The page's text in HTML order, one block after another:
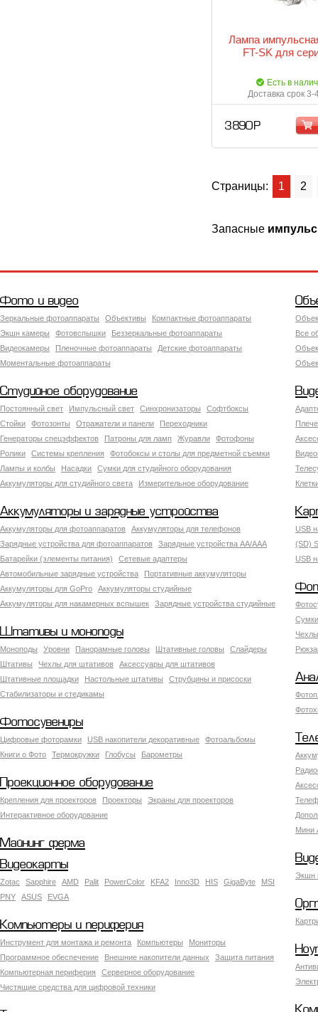
Лампа
FT-SK для
Есть в
Доставка срок 3-
3 890 Р
Страницы: 1 2
Запасные
Фото и видео
Зеркальные фотоаппараты Объективы
Компактные фотоаппараты
Экшн камеры
Фотовспышки
Беззеркальные фотоаппараты
Видеокамеры
Пленочные фотоаппараты
Детские фотоаппараты
Моментальные фотоаппараты
Все
Студийное оборудование
Постоянный свет Импульсный свет Синхронизаторы
Софтбоксы
Стойки
Фотозонты Отражатели и панели
Переходники
Генераторы спецэффектов
Патроны для ламп Журавли
Фотофоны
Ролики
Системы крепления
Фотобоксы и столы для предметной съемки
Лампы и колбы
Насадки
Сумки для студийного оборудования
Аккумуляторы для студийного света
Измерительное оборудование
Аккумуляторы и зарядные устройства
Аккумуляторы для фотоаппаратов
Аккумуляторы для телефонов
Зарядные устройства для фотоаппаратов
Зарядные устройства AA/AAA
Батарейки (элементы питания)
Сетевые адаптеры
Автомобильные зарядные устройства
Портативные аккумуляторы
Аккумуляторы для GoPro
Аккумуляторы студийные
Аккумуляторы для накамерных вспышек
Зарядные устройства студийные
USB
(SD)
USB
Штативы и моноподы
Моноподы Уровни Панорамные головы Штативные головы
Слайдеры
Штативы
Чехлы для штативов
Аксессуары для штативов
Штативные площадки
Настольные штативы
Струбцины и присоски
Стабилизаторы и стедикамы
Фотосувениры
Цифровые фоторамки USB накопители декоративные
Фотоальбомы
Книги о Фото
Термокружки Глобусы Барометры
Мини
Проекционное оборудование
Крепления для проекторов Проекторы
Экраны для проекторов
Интерактивное оборудование
Майнинг ферма
Экшн
Видеокарты
Zotac Sapphire AMD Palit PowerColor KFA2 Inno3D HIS GigaByte
MSI
PNY
ASUS EVGA
Компьютеры и периферия
Инструмент для монтажа и ремонта Компьютеры
Мониторы
Программное обеспечение
Внешние накопители данных
Защита питания
Компьютерная периферия
Серверное оборудование
Чистящие средства для цифровой техники